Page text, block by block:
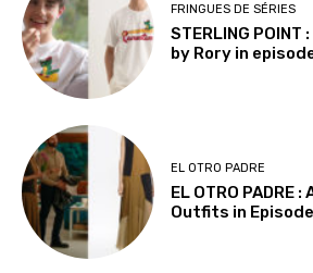
FRINGUES DE SÉRIES
STERLING
by Rory in
EL OTRO PADRE
EL OTRO PADRE :
Outfits in